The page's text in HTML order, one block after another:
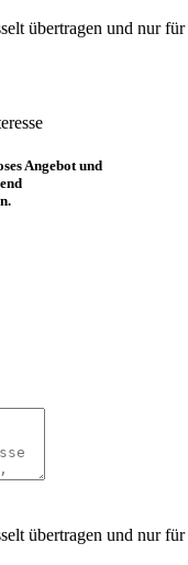
übertragen und nur für
Angebot und
übertragen und nur für